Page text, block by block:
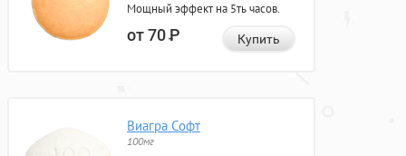
Мощный эффект на 5ть часов.
от 70Р Купить
Виагра Софт
100мг